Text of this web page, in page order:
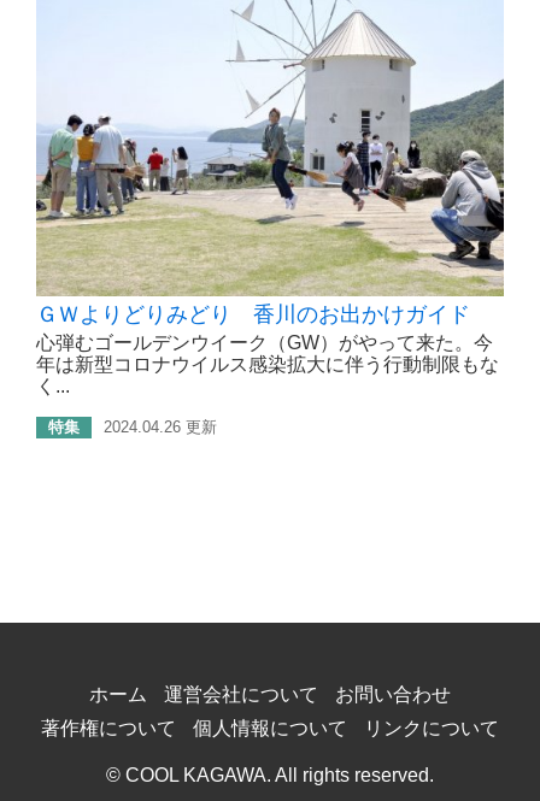
ＧＷよりどりみどり 香川のお出かけガイド
心弾むゴールデンウイーク（GW）がやって来た。今
年は新型コロナウイルス感染拡大に伴う行動制限もな
く...
特集 2024.04.26 更新
ホーム 運営会社について
お問い合わせ
著作権について
個人情報について リンクについて
© COOL KAGAWA. All rights reserved.